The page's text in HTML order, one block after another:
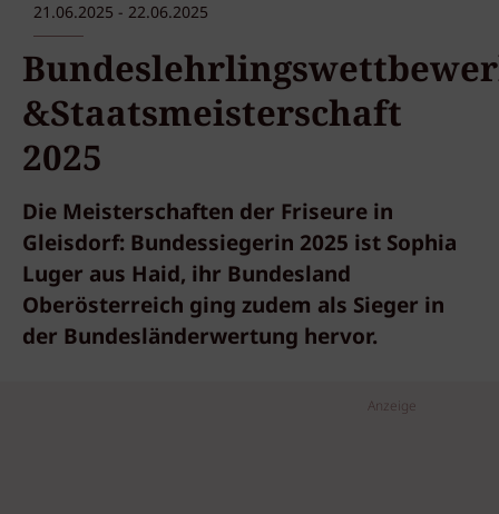
21.06.2025 - 22.06.2025
&Staatsmeisterschaft
2025
Die Meisterschaften der Friseure in
Gleisdorf: Bundessiegerin 2025 ist Sophia
Luger aus Haid, ihr Bundesland
Oberösterreich ging zudem als Sieger in
der Bundesländerwertung hervor.
Anzeige